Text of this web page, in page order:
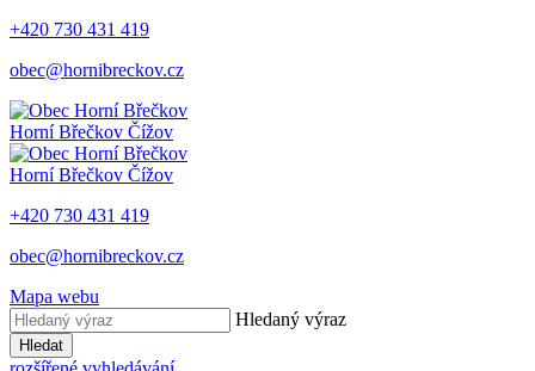
+420 730 431 419
obec@hornibreckov.cz
Horní Břečkov Čížov
Horní Břečkov Čížov
+420 730 431 419
obec@hornibreckov.cz
Mapa webu
Hledaný výraz
Hledat